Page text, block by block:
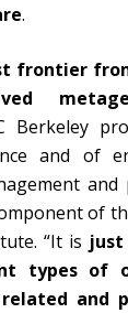
.
frontier
Berkeley
and of
of
“It is
types of
and